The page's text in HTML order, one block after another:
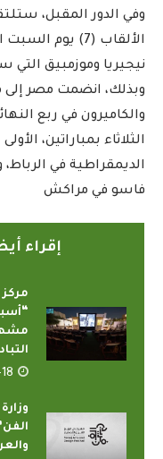
وفي الدور المقبل،
الألقاب (7) يوم
نيجيريا وموزمبيق
وبذلك، انضمت مصر إلى
والكاميرون في ربع
الثلاثاء بمباراتين،
الديمقراطية في الرباط،
فاسو في مراكش
إقراء
مركز